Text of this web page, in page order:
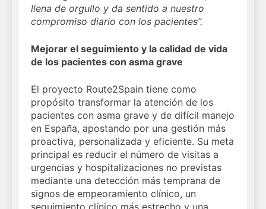
llena de orgullo y da sentido a nuestro
compromiso diario con los pacientes”.
Mejorar el seguimiento y la calidad de vida
de los pacientes con asma grave
El proyecto Route2Spain tiene como
propósito transformar la atención de los
pacientes con asma grave y de difícil manejo
en España, apostando por una gestión más
proactiva, personalizada y eficiente. Su meta
principal es reducir el número de visitas a
urgencias y hospitalizaciones no previstas
mediante una detección más temprana de
signos de empeoramiento clínico, un